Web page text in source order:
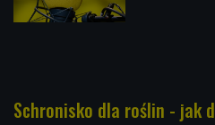
Schronisko dla roślin - jak